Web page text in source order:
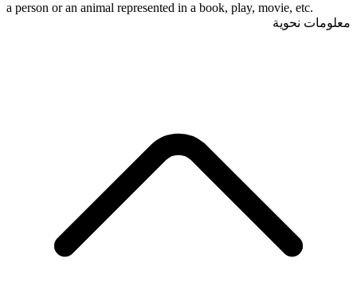
a person or an animal represented in a book, play, movie, etc.
معلومات نحوية